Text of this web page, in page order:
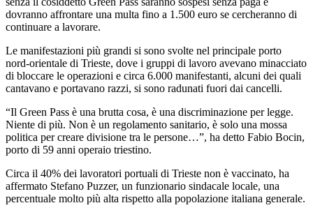
dovranno affrontare una multa fino a 1.500 euro se cercheranno di
continuare a lavorare.
Le manifestazioni più grandi si sono svolte nel principale porto
nord-orientale di Trieste, dove i gruppi di lavoro avevano minacciato
di bloccare le operazioni e circa 6.000 manifestanti, alcuni dei quali
cantavano e portavano razzi, si sono radunati fuori dai cancelli.
“Il Green Pass è una brutta cosa, è una discriminazione per legge.
Niente di più. Non è un regolamento sanitario, è solo una mossa
politica per creare divisione tra le persone…”, ha detto Fabio Bocin,
porto di 59 anni operaio triestino.
Circa il 40% dei lavoratori portuali di Trieste non è vaccinato, ha
affermato Stefano Puzzer, un funzionario sindacale locale, una
percentuale molto più alta rispetto alla popolazione italiana generale.